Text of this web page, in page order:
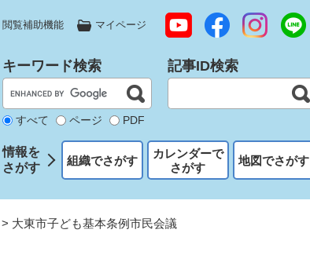
閲覧補助機能 マイページ
キーワード検索
すべて ページ PDF
記事ID検索
情報を
さがす
組織でさがす
カレンダーで
さがす
地図でさがす
> 大東市子ども基本条例市民会議